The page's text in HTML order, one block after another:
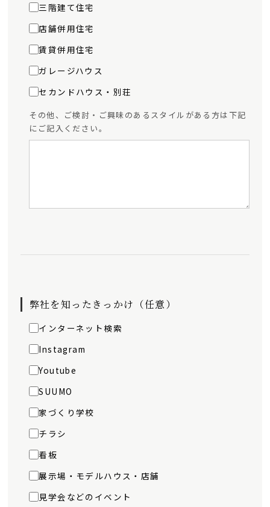
三階建て住宅
店舗併用住宅
賃貸併用住宅
ガレージハウス
セカンドハウス・別荘
その他、ご検討・ご興味のあるスタイルがある方は下記
にご記入ください。
弊社を知ったきっかけ（任意）
インターネット検索
Instagram
Youtube
SUUMO
家づくり学校
チラシ
看板
展示場・モデルハウス・店舗
見学会などのイベント